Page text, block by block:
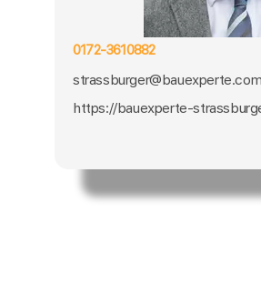
0172-3610882
strassburger@bauexperte.com
https://bauexperte-